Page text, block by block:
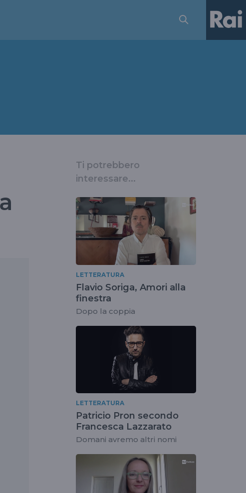
Ti potrebbero
interessare...
LETTERATURA
Flavio Soriga, Amori alla
finestra
Dopo la coppia
LETTERATURA
Patricio Pron secondo
Francesca Lazzarato
Domani avremo altri nomi